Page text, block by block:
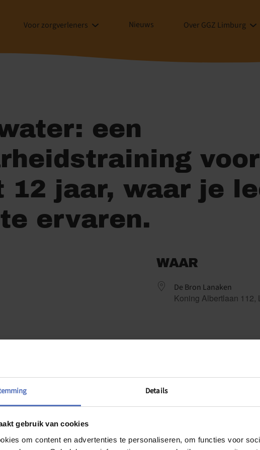
Details
gebruik van cookies
om content en advertenties te personaliseren, om functies voor
Voor zorgverleners Nieuws Over GGZ Limburg
een
12 jaar, waar je
ervaren.
WAAR
De Bron Lanaken
Koning Albertlaan 112,